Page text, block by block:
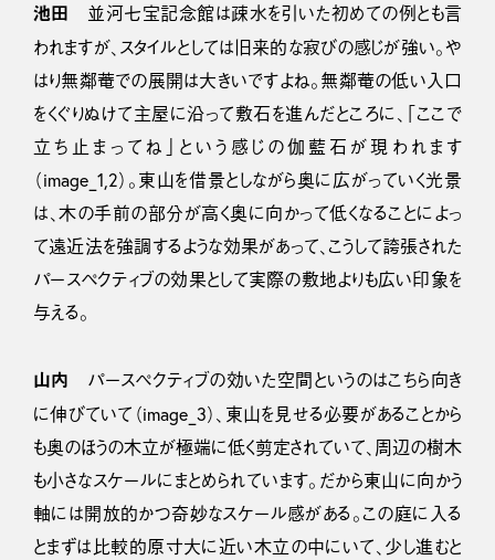
池田 並河七宝記念館は疎水を引いた初めての例とも言
われますが、スタイルとしては旧来的な寂びの感じが強い。や
はり無鄰菴での展開は大きいですよね。無鄰菴の低い入口
をくぐりぬけて主屋に沿って敷石を進んだところに、「ここで
立ち止まってね」という感じの伽藍石が現われます
（image_1,2）。東山を借景としながら奥に広がっていく光景
は、木の手前の部分が高く奥に向かって低くなることによっ
て遠近法を強調するような効果があって、こうして誇張された
パースペクティブの効果として実際の敷地よりも広い印象を
与える。
山内 パースペクティブの効いた空間というのはこちら向き
に伸びていて（image_3）、東山を見せる必要があることから
も奥のほうの木立が極端に低く剪定されていて、周辺の樹木
も小さなスケールにまとめられています。だから東山に向かう
軸には開放的かつ奇妙なスケール感がある。この庭に入る
とまずは比較的原寸大に近い木立の中にいて、少し進むと